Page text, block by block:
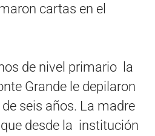
cartas en el
de nivel primario la
Grande le depilaron
de seis años. La madre
desde la institución